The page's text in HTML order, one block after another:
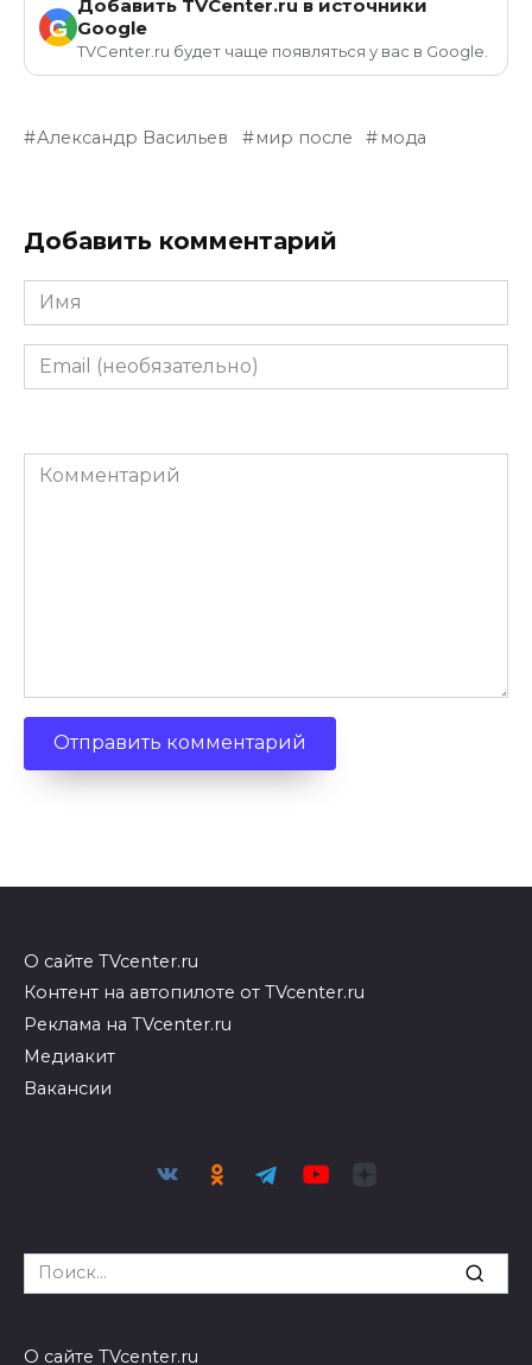
G
Добавить TVCenter.ru в источники
Google
TVCenter.ru будет чаще появляться у вас в Google.
Александр Васильев мир после мода
Добавить комментарий
Имя
Email
(необязательно)
Комментарий
О сайте TVcenter.ru
Контент на автопилоте от TVcenter.ru
Реклама на TVcenter.ru
Медиакит
Вакансии
Search
for:
О сайте TVcenter.ru